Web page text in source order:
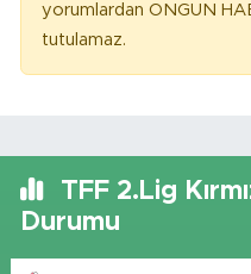
yorumlardan ONGUN
tutulamaz.
TFF 2.Lig
Durumu